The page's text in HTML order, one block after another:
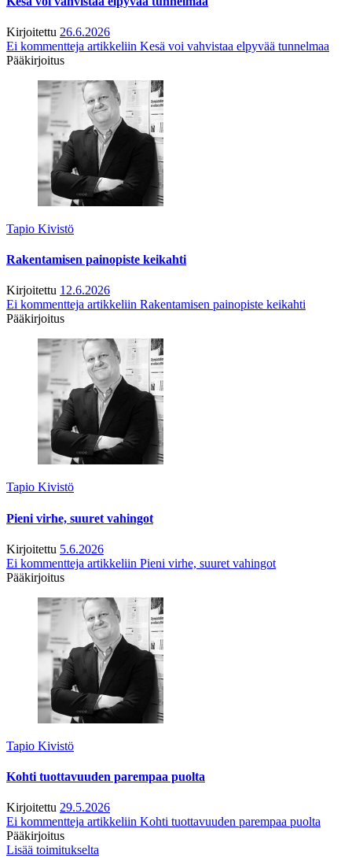
Kirjoitettu 26.6.2026
Ei kommentteja artikkeliin Kesä voi vahvistaa elpyvää tunnelmaa
Pääkirjoitus
Tapio Kivistö
Rakentamisen painopiste keikahti
Kirjoitettu 12.6.2026
Ei kommentteja artikkeliin Rakentamisen painopiste keikahti
Pääkirjoitus
Tapio Kivistö
Pieni virhe, suuret vahingot
Kirjoitettu 5.6.2026
Ei kommentteja artikkeliin Pieni virhe, suuret vahingot
Pääkirjoitus
Tapio Kivistö
Kohti tuottavuuden parempaa puolta
Kirjoitettu 29.5.2026
Ei kommentteja artikkeliin Kohti tuottavuuden parempaa puolta
Pääkirjoitus
Lisää toimitukselta